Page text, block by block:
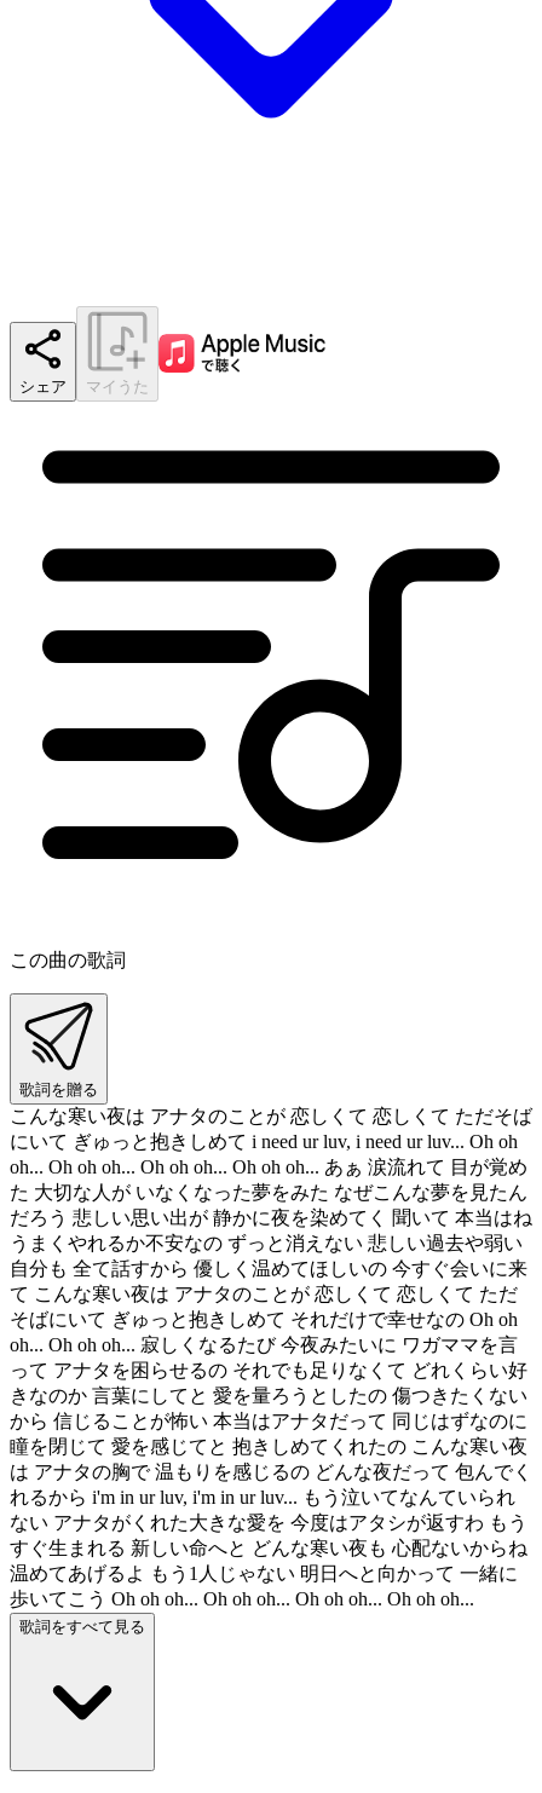
シェア マイうた
この曲の歌詞
歌詞を贈る
こんな寒い夜は アナタのことが 恋しくて 恋しくて ただそば
にいて ぎゅっと抱きしめて i need ur luv, i need ur luv... Oh oh
oh... Oh oh oh... Oh oh oh... Oh oh oh... あぁ 涙流れて 目が覚め
た 大切な人が いなくなった夢をみた なぜこんな夢を見たん
だろう 悲しい思い出が 静かに夜を染めてく 聞いて 本当はね
うまくやれるか不安なの ずっと消えない 悲しい過去や弱い
自分も 全て話すから 優しく温めてほしいの 今すぐ会いに来
て こんな寒い夜は アナタのことが 恋しくて 恋しくて ただ
そばにいて ぎゅっと抱きしめて それだけで幸せなの Oh oh
oh... Oh oh oh... 寂しくなるたび 今夜みたいに ワガママを言
って アナタを困らせるの それでも足りなくて どれくらい好
きなのか 言葉にしてと 愛を量ろうとしたの 傷つきたくない
から 信じることが怖い 本当はアナタだって 同じはずなのに
瞳を閉じて 愛を感じてと 抱きしめてくれたの こんな寒い夜
は アナタの胸で 温もりを感じるの どんな夜だって 包んでく
れるから i'm in ur luv, i'm in ur luv... もう泣いてなんていられ
ない アナタがくれた大きな愛を 今度はアタシが返すわ もう
すぐ生まれる 新しい命へと どんな寒い夜も 心配ないからね
温めてあげるよ もう1人じゃない 明日へと向かって 一緒に
歩いてこう Oh oh oh... Oh oh oh... Oh oh oh... Oh oh oh...
歌詞をすべて見る